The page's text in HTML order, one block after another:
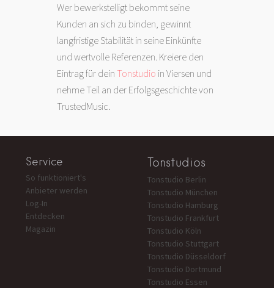
Wer bewerkstelligt bekommt seine
Kunden an sich zu binden, gewinnt
langfristige Stabilität in seine Einkünfte
und wertvolle Referenzen. Kreiere den
Eintrag für dein Tonstudio in Viersen und
nehme Teil an der Erfolgsgeschichte von
TrustedMusic.
Service
So funktioniert's
Anbieter werden
Log-In
Entdecken
Magazin
Tonstudios
Tonstudio Berlin
Tonstudio München
Tonstudio Hamburg
Tonstudio Frankfurt
Tonstudio Köln
Tonstudio Stuttgart
Tonstudio Düsseldorf
Tonstudio Dortmund
Tonstudio Essen